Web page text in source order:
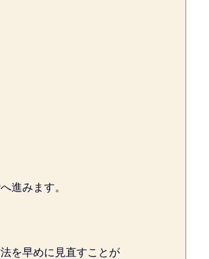
進みます。
を早めに見直すことが